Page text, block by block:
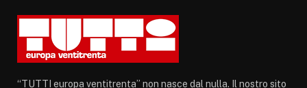
“TUTTI europa ventitrenta” non nasce dal nulla. Il nostro sito